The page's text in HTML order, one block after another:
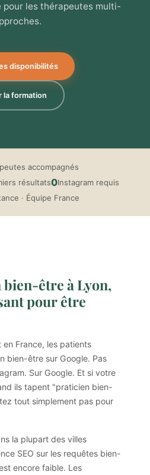
les thérapeutes multi-
disponibilités
la formation
accompagnés
résultats0Instagram requis
· Équipe France
être à Lyon,
pour être
France, les patients
bien-être sur Google. Pas
Sur Google. Et si votre
ils tapent "praticien bien-
tout simplement pas pour
la plupart des villes
SEO sur les requêtes bien-
encore faible. Les